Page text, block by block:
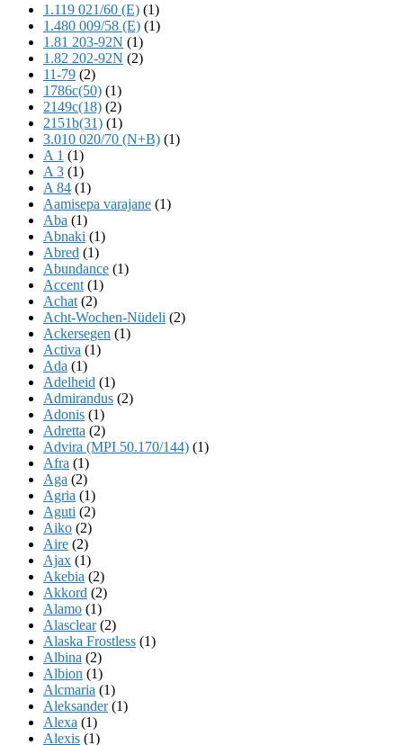
1.119 021/60 (E) (1)
1.480 009/58 (E) (1)
1.81 203-92N (1)
1.82 202-92N (2)
11-79 (2)
1786c(50) (1)
2149c(18) (2)
2151b(31) (1)
3.010 020/70 (N+B) (1)
A 1 (1)
A 3 (1)
A 84 (1)
Aamisepa varajane (1)
Aba (1)
Abnaki (1)
Abred (1)
Abundance (1)
Accent (1)
Achat (2)
Acht-Wochen-Nüdeli (2)
Ackersegen (1)
Activa (1)
Ada (1)
Adelheid (1)
Admirandus (2)
Adonis (1)
Adretta (2)
Advira (MPI 50.170/144) (1)
Afra (1)
Aga (2)
Agria (1)
Aguti (2)
Aiko (2)
Aire (2)
Ajax (1)
Akebia (2)
Akkord (2)
Alamo (1)
Alasclear(2)
Alaska Frostless (1)
Albina (2)
Albion (1)
Alcmaria (1)
Aleksander(1)
Alexa (1)
Alexis (1)